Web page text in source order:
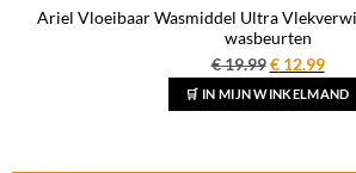
Ariel Vloeibaar Wasmiddel Ultra
wasbeurten
€19.99
prijs
was:
€12.99
prijs
is:
🛒 IN MIJN WINKELMAND